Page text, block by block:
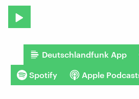
Deutschlandfunk App
Spotify Apple